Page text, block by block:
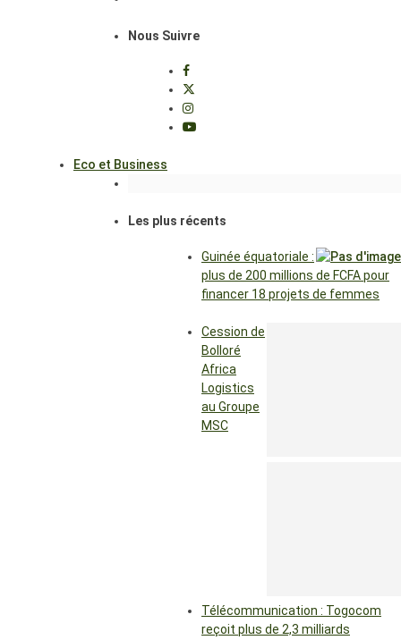
Nous Suivre
Eco et Business
Les plus récents
Guinée équatoriale :
plus de 200 millions de FCFA pour
financer 18 projets de femmes
Cession de
Bolloré
Africa
Logistics
au Groupe
MSC
Télécommunication : Togocom
reçoit plus de 2,3 milliards